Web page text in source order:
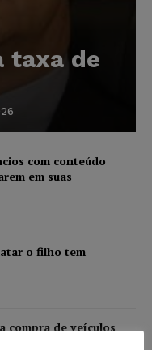
taxa de
com conteúdo
em suas
o filho tem
compra de veículos